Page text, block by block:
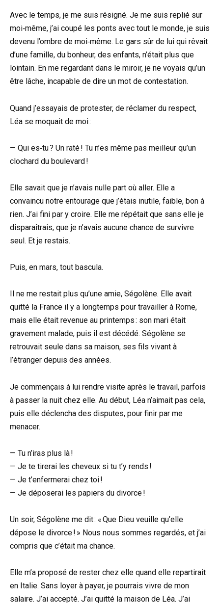
Avec le temps, je me suis résigné. Je me suis replié sur
moi‑même, j’ai coupé les ponts avec tout le monde, je suis
devenu l’ombre de moi‑même. Le gars sûr de lui qui rêvait
d’une famille, du bonheur, des enfants, n’était plus que
lointain. En me regardant dans le miroir, je ne voyais qu’un
être lâche, incapable de dire un mot de contestation.
Quand j’essayais de protester, de réclamer du respect,
Léa se moquait de moi :
— Qui es‑tu ? Un raté ! Tu n’es même pas meilleur qu’un
clochard du boulevard !
Elle savait que je n’avais nulle part où aller. Elle a
convaincu notre entourage que j’étais inutile, faible, bon à
rien. J’ai fini par y croire. Elle me répétait que sans elle je
disparaîtrais, que je n’avais aucune chance de survivre
seul. Et je restais.
Puis, en mars, tout bascula.
Il ne me restait plus qu’une amie, Ségolène. Elle avait
quitté la France il y a longtemps pour travailler à Rome,
mais elle était revenue au printemps : son mari était
gravement malade, puis il est décédé. Ségolène se
retrouvait seule dans sa maison, ses fils vivant à
l’étranger depuis des années.
Je commençais à lui rendre visite après le travail, parfois
à passer la nuit chez elle. Au début, Léa n’aimait pas cela,
puis elle déclencha des disputes, pour finir par me
menacer.
— Tu n’iras plus là !
— Je te tirerai les cheveux si tu t’y rends !
— Je t’enfermerai chez toi !
— Je déposerai les papiers du divorce !
Un soir, Ségolène me dit : « Que Dieu veuille qu’elle
dépose le divorce ! » Nous nous sommes regardés, et j’ai
compris que c’était ma chance.
Elle m’a proposé de rester chez elle quand elle repartirait
en Italie. Sans loyer à payer, je pourrais vivre de mon
salaire. J’ai accepté. J’ai quitté la maison de Léa. J’ai